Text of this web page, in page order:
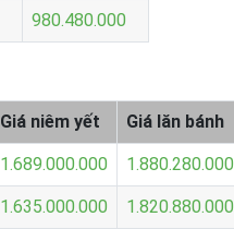
980.480.000
Giá niêm yết Giá lăn bánh
1.689.000.000 1.880.280.000
1.635.000.000 1.820.880.000